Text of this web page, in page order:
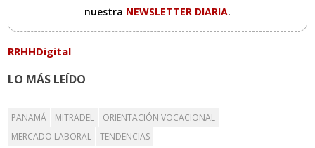
nuestra NEWSLETTER DIARIA.
RRHHDigital
LO MÁS LEÍDO
PANAMÁ MITRADEL
ORIENTACIÓN VOCACIONAL
MERCADO LABORAL
TENDENCIAS